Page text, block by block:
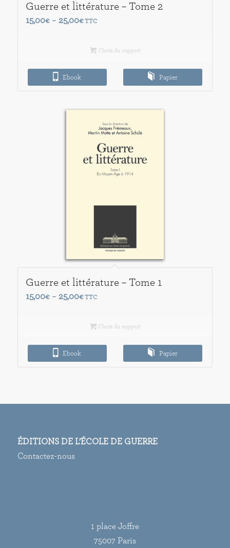
Guerre et littérature – Tome 2
15,00€ – 25,00€Plage
15,00€
à
TTC
Choix du support
Ebook Papier
Guerre et littérature – Tome 1
15,00€ – 25,00€Plage
15,00€
à
TTC
Choix du support
Ebook Papier
ÉDITIONS DE L’ÉCOLE DE GUERRE
Contactez-nous
1 place Joffre
75007 Paris